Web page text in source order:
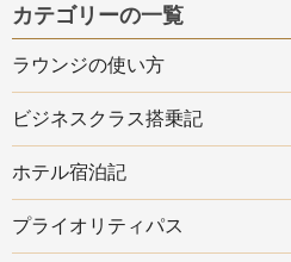
カテゴリーの一覧
ラウンジの使い方
ビジネスクラス搭乗記
ホテル宿泊記
プライオリティパス